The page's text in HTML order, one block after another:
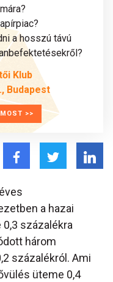
a hosszú távú
Klub
Budapest
>>
a hazai
százalékra
három
százalékról. Ami
üteme 0,4